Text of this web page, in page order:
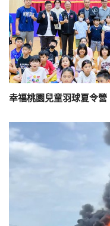
幸福桃園兒童羽球夏令